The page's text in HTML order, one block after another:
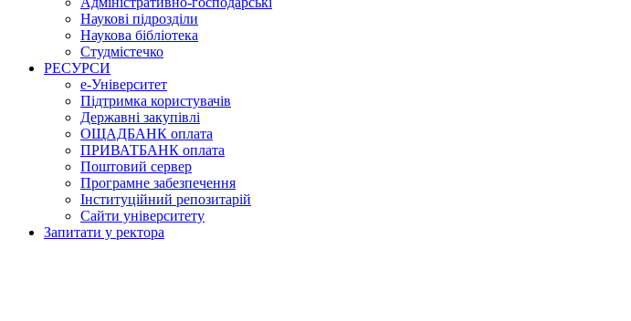
Наукові підрозділи
Наукова бібліотека
Студмістечко
РЕСУРСИ
е-Університет
Підтримка користувачів
Державні закупівлі
ОЩАДБАНК оплата
ПРИВАТБАНК оплата
Поштовий сервер
Програмне забезпечення
Інституційний репозитарій
Сайти університету
Запитати у ректора